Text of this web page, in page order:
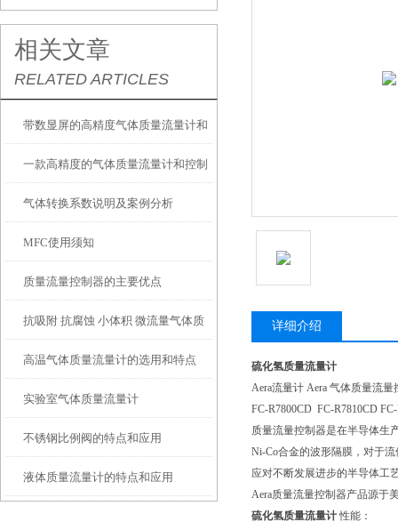
相关文章
RELATED ARTICLES
带数显屏的高精度气体质量流量计和
控制器
一款高精度的气体质量流量计和控制
器
气体转换系数说明及案例分析
MFC使用须知
质量流量控制器的主要优点
抗吸附 抗腐蚀 小体积 微流量气体质
量流量计
高温气体质量流量计的选用和特点
实验室气体质量流量计
不锈钢比例阀的特点和应用
液体质量流量计的特点和应用
详细介绍
硫化氢质量流量计
Aera流量计 Aera 气体质量流量
FC-R7800CD FC-R7810CD
质量流量控制器是在半导体生
Ni-Co合金的波形隔膜，对于
应对不断发展进步的半导体工
Aera质量流量控制器产品源于
硫化氢质量流量计性能：